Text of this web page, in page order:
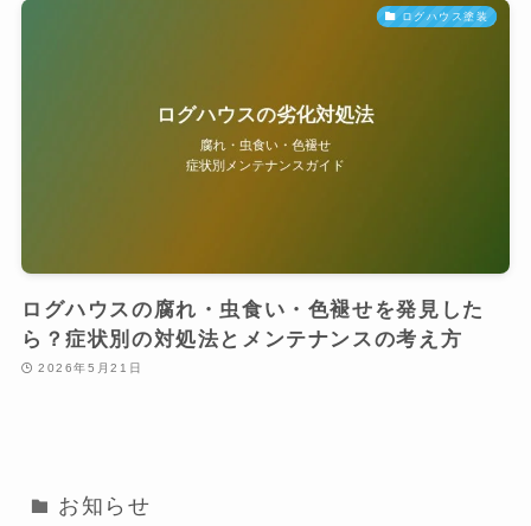
ログハウス塗装
ログハウスの腐れ・虫食い・色褪せを発見した
ら？症状別の対処法とメンテナンスの考え方
2026年5月21日
お知らせ